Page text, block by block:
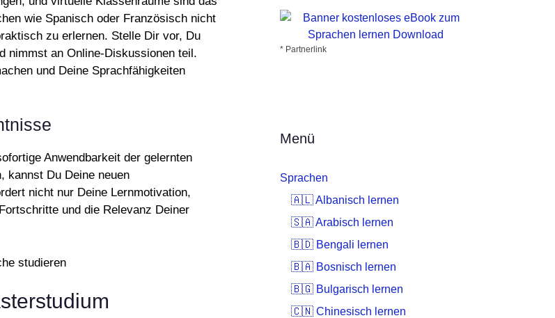
wie Spanisch oder Französisch nicht
zu erlernen. Stelle Dir vor, Du
nimmst an Online-Diskussionen teil.
und Deine Sprachfähigkeiten
Anwendbarkeit der gelernten
kannst Du Deine neuen
nicht nur Deine Lernmotivation,
und die Relevanz Deiner
* Partnerlink
Menü
Sprachen
🇦🇱 Albanisch lernen
🇸🇦 Arabisch lernen
🇧🇩 Bengali lernen
🇧🇦 Bosnisch lernen
🇧🇬 Bulgarisch lernen
🇨🇳 Chinesisch lernen